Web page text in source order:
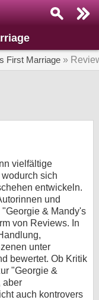
First Marriage »
vielfältige
sich
entwickeln.
und
& Mandy's
von Reviews. In
unter
bewertet. Ob Kritik
"Georgie &
aber
auch kontrovers